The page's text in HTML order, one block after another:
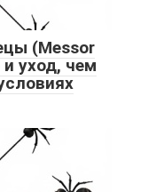
(Messor
уход, чем